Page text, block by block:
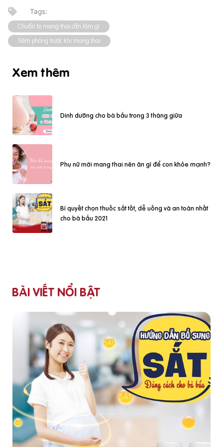
Chuẩn bị mang thai cần làm gì
Tiêm phòng trước khi mang thai
Xem thêm
Dinh dưỡng cho bà bầu trong 3 tháng giữa
Phụ nữ mới mang thai nên ăn gì để con khỏe mạnh?
Bí quyết chọn thuốc sắt tốt, dễ uống và an toàn nhất
cho bà bầu 2021
BÀI VIẾT NỔI BẬT